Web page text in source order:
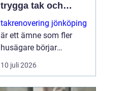
trygga tak och
längre livslängd för
hus i regionen
takrenovering jönköping
är ett ämne som fler
husägare börjar
intressera sig för när
taken blir äldre och
10 juli 2026